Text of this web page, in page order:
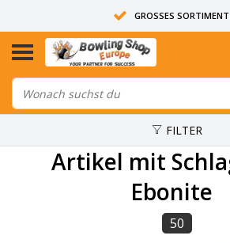
GROSSES SORTIMENT
14 TAGE
ALLE BOWLINGKUGELN SIND
FILTER
Artikel mit
Ebonite
50